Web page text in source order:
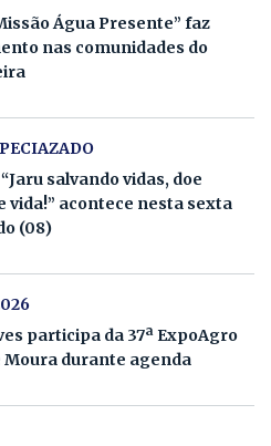
Água Presente” faz
nas comunidades do
salvando vidas, doe
vida!” acontece nesta sexta
(08)
participa da 37ª ExpoAgro
Moura durante agenda